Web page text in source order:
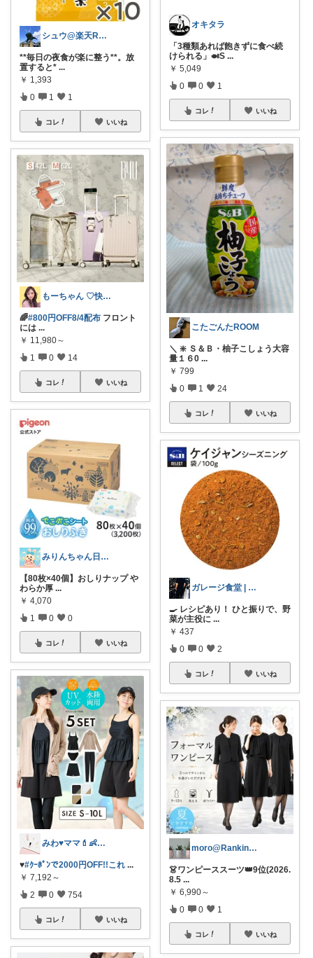
シュウ@楽天ROOM
**毎日の夜食が楽に整う**。放
置すると* ...
￥ 1,393
0 1 1
コレ いいね
もーちゃん ♡快適生活~旅行大好き🌈✨
🌈#800円OFF8/4配布 フロント
には ...
￥ 11,980～
1 0 14
コレ いいね
みりんちゃん日曜品専門店
【80枚×40個】おしりナップ や
わらか厚 ...
￥ 4,070
1 0 0
コレ いいね
みわ♥️ママ💄👶夏かわいい
♥️#ｸｰﾎﾟﾝで2000円OFF!!これ ...
￥ 7,192～
2 0 754
コレ いいね
オキタラ
「3種類あれば飽きずに食べ続
けられる」🍛S ...
￥ 5,049
0 0 1
コレ いいね
こたごんたROOM
＼ ❇️ Ｓ＆Ｂ・柚子こしょう大容
量１６0 ...
￥ 799
0 1 24
コレ いいね
ガレージ食堂 | 開業準備中
🍳 レシピあり！ ひと振りで、野
菜が主役に ...
￥ 437
0 0 2
コレ いいね
moro@Ranking ROOM
👗ワンピーススーツ👑9位(2026.
8.5 ...
￥ 6,990～
0 0 1
コレ いいね